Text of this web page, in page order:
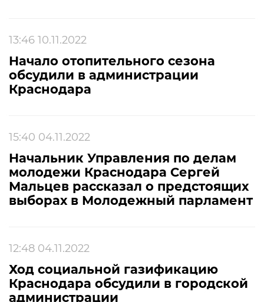
13:46 10.11.2022
Начало отопительного сезона
обсудили в администрации
Краснодара
15:40 04.11.2022
Начальник Управления по делам
молодежи Краснодара Сергей
Мальцев рассказал о предстоящих
выборах в Молодежный парламент
12:48 04.11.2022
Ход социальной газификацию
Краснодара обсудили в городской
администрации